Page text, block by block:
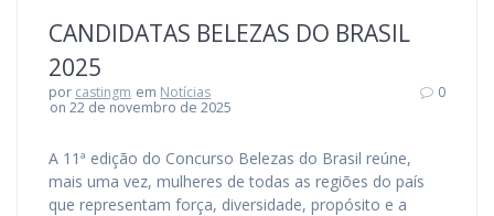
CANDIDATAS BELEZAS DO BRASIL
2025
por castingm em Notícias
on 22 de novembro de 2025
0
A 11ª edição do Concurso Belezas do Brasil reúne,
mais uma vez, mulheres de todas as regiões do país
que representam força, diversidade, propósito e a